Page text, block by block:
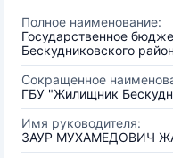
Полное наименование:
Государственное
Бескудниковского
Сокращенное
ГБУ "Жилищник
Имя руководителя:
ЗАУР МУХАМЕДОВИЧ